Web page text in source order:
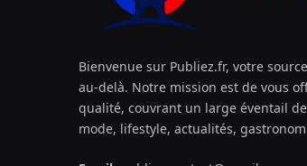
Bienvenue sur Publiez.fr, votre
au-delà. Notre mission est de vous
qualité, couvrant un large éventail
mode, lifestyle, actualités,